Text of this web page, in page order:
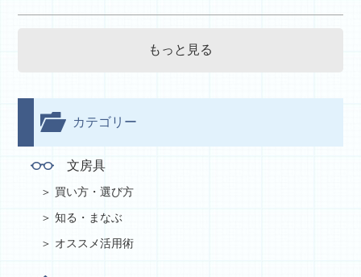
もっと見る
カテゴリー
文房具
買い方・選び方
知る・まなぶ
オススメ活用術